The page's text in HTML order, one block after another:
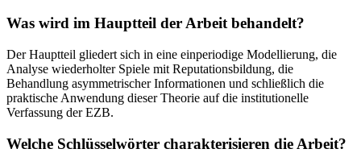
Was wird im Hauptteil der Arbeit behandelt?
Der Hauptteil gliedert sich in eine einperiodige Modellierung, die
Analyse wiederholter Spiele mit Reputationsbildung, die
Behandlung asymmetrischer Informationen und schließlich die
praktische Anwendung dieser Theorie auf die institutionelle
Verfassung der EZB.
Welche Schlüsselwörter charakterisieren die Arbeit?